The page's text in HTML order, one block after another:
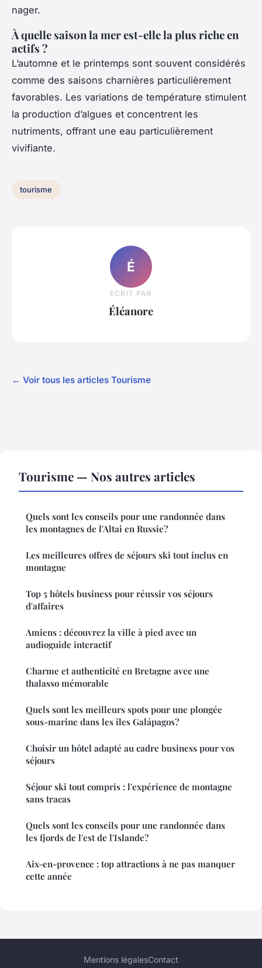
nager.
À quelle saison la mer est-elle la plus riche en
actifs ?
L’automne et le printemps sont souvent considérés
comme des saisons charnières particulièrement
favorables. Les variations de température stimulent
la production d’algues et concentrent les
nutriments, offrant une eau particulièrement
vivifiante.
tourisme
É
ECRIT PAR
Éléanore
← Voir tous les articles Tourisme
Tourisme — Nos autres articles
Quels sont les conseils pour une randonnée dans
les montagnes de l'Altai en Russie?
Les meilleures offres de séjours ski tout inclus en
montagne
Top 5 hôtels business pour réussir vos séjours
d'affaires
Amiens : découvrez la ville à pied avec un
audioguide interactif
Charme et authenticité en Bretagne avec une
thalasso mémorable
Quels sont les meilleurs spots pour une plongée
sous-marine dans les îles Galápagos?
Choisir un hôtel adapté au cadre business pour vos
séjours
Séjour ski tout compris : l'expérience de montagne
sans tracas
Quels sont les conseils pour une randonnée dans
les fjords de l'est de l'Islande?
Aix-en-provence : top attractions à ne pas manquer
cette année
Mentions légalesContact